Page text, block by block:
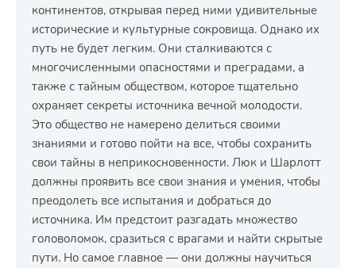
континентов, открывая перед ними удивительные
исторические и культурные сокровища. Однако их
путь не будет легким. Они сталкиваются с
многочисленными опасностями и преградами, а
также с тайным обществом, которое тщательно
охраняет секреты источника вечной молодости.
Это общество не намерено делиться своими
знаниями и готово пойти на все, чтобы сохранить
свои тайны в неприкосновенности. Люк и Шарлотт
должны проявить все свои знания и умения, чтобы
преодолеть все испытания и добраться до
источника. Им предстоит разгадать множество
головоломок, сразиться с врагами и найти скрытые
пути. Но самое главное — они должны научиться